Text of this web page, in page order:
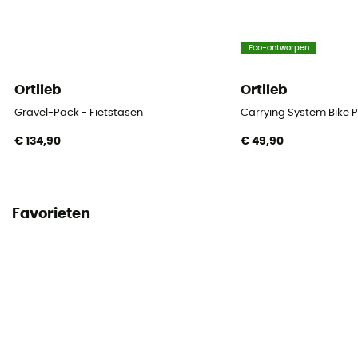
Locatie van de tas
Ortlieb
Gravel-Pack - Fietstasen
€ 134,90
Eco-ontworpen
Ortlieb
Carrying System Bike
€ 49,90
Favorieten